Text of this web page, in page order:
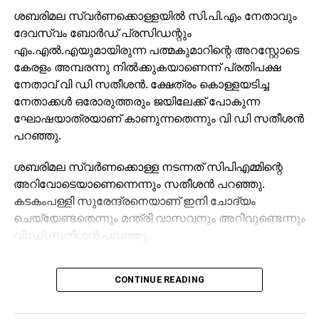
ശബരിമല സ്വര്‍ണക്കൊള്ളയില്‍ സി.പി.എം നേതാവും
ദേവസ്വം ബോര്‍ഡ് പ്രസിഡന്റും
എം.എല്‍.എയുമായിരുന്ന പത്മകുമാറിന്റെ അറസ്റ്റോടെ
കേരളം അമ്പരന്നു നില്‍ക്കുകയാണെന്ന് പ്രതിപക്ഷ
നേതാവ് വി ഡി സതീശന്‍. ക്ഷേത്രം കൊള്ളയടിച്ച
നേതാക്കള്‍ ഒരോരുത്തരും ജയിലേക്ക് പോകുന്ന
ഘോഷയാത്രയാണ് കാണുന്നതെന്നും വി ഡി സതീശന്‍
പറഞ്ഞു.
ശബരിമല സ്വര്‍ണക്കൊള്ള നടന്നത് സിപിഎമ്മിന്റെ
അറിവോടെയാണെന്നെന്നും സതീശന്‍ പറഞ്ഞു.
കടകംപള്ളി സുരേന്ദ്രനെയാണ് ഇനി ചോദ്യം
ചെയ്യേണ്ടതെന്നും മന്ത്രി വാസവനും അറിവുണ്ടെന്നും
വി.ഡി സതീശന്‍ പറഞ്ഞു.
ശബരിമല സ്വര്‍ണക്കൊള്ളയില്‍ മുഖ്യമന്ത്രി
പിണറായി വിജയന്‍ എന്തുകൊണ്ട് മൗനം പാലിക്കുന്നു.
CONTINUE READING